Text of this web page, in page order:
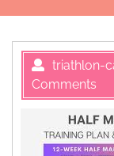
triathlon-
Comments